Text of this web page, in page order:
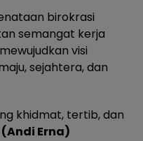
birokrasi
semangat kerja
visi
sejahtera, dan
khidmat, tertib, dan
(Andi Erna)